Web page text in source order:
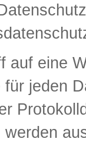
auf eine
jeden